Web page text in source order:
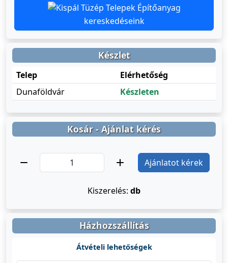
Építőanyag
kereskedéseink
Készlet
Telep
Elérhetőség
Dunaföldvár
Készleten
Kosár - Ajánlat kérés
Ajánlatot kérek
Kiszerelés: db
Házhozszállítás
Átvételi lehetőségek